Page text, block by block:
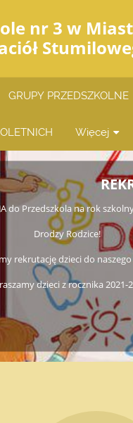
nr 3 w
GRUPY PRZEDSZKOLNE
Więcej
do Przedszkola na rok
Drodzy Rodzice!
rekrutację dzieci do
dzieci z rocznika 2021-